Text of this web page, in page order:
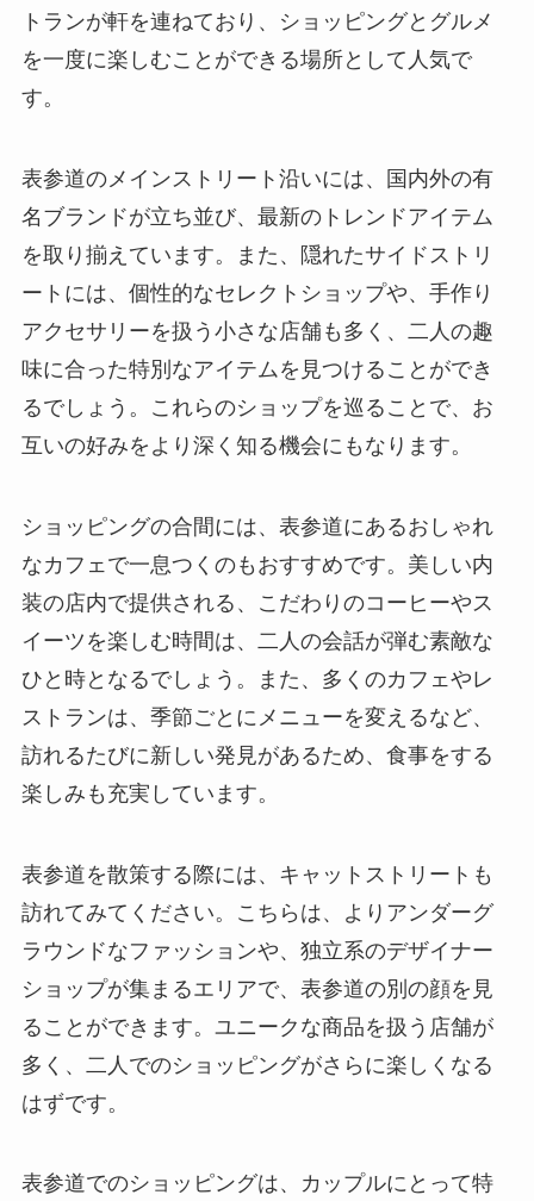
トランが軒を連ねており、ショッピングとグルメ
を一度に楽しむことができる場所として人気で
す。
表参道のメインストリート沿いには、国内外の有
名ブランドが立ち並び、最新のトレンドアイテム
を取り揃えています。また、隠れたサイドストリ
ートには、個性的なセレクトショップや、手作り
アクセサリーを扱う小さな店舗も多く、二人の趣
味に合った特別なアイテムを見つけることができ
るでしょう。これらのショップを巡ることで、お
互いの好みをより深く知る機会にもなります。
ショッピングの合間には、表参道にあるおしゃれ
なカフェで一息つくのもおすすめです。美しい内
装の店内で提供される、こだわりのコーヒーやス
イーツを楽しむ時間は、二人の会話が弾む素敵な
ひと時となるでしょう。また、多くのカフェやレ
ストランは、季節ごとにメニューを変えるなど、
訪れるたびに新しい発見があるため、食事をする
楽しみも充実しています。
表参道を散策する際には、キャットストリートも
訪れてみてください。こちらは、よりアンダーグ
ラウンドなファッションや、独立系のデザイナー
ショップが集まるエリアで、表参道の別の顔を見
ることができます。ユニークな商品を扱う店舗が
多く、二人でのショッピングがさらに楽しくなる
はずです。
表参道でのショッピングは、カップルにとって特